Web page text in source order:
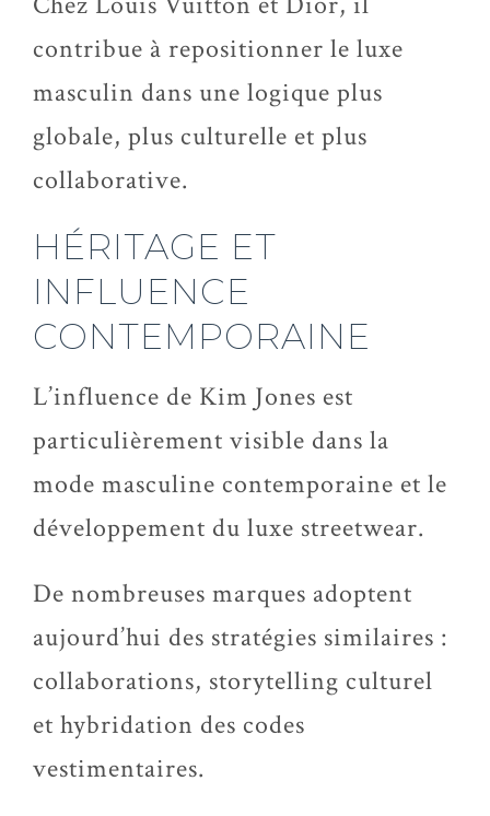
contribue à repositionner le luxe
masculin dans une logique plus
globale, plus culturelle et plus
collaborative.
HÉRITAGE ET
INFLUENCE
CONTEMPORAINE
L’influence de Kim Jones est
particulièrement visible dans la
mode masculine contemporaine et le
développement du luxe streetwear.
De nombreuses marques adoptent
aujourd’hui des stratégies similaires :
collaborations, storytelling culturel
et hybridation des codes
vestimentaires.